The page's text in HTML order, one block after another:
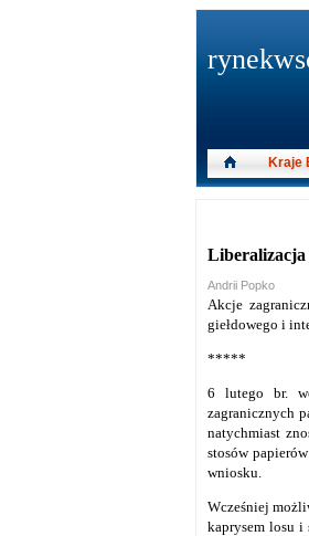
Liberalizacja
Andrii Popko
Akcje
giełdowego i
*****
6 lutego br.
zagranicznych
natychmiast
stosów
wniosku.
Wcześniej
kaprysem losu i
Kraje